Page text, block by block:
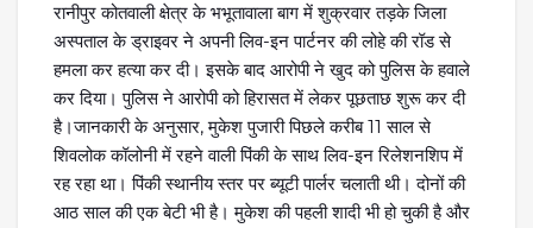
रानीपुर कोतवाली क्षेत्र के भभूतावाला बाग में शुक्रवार तड़के जिला
अस्पताल के ड्राइवर ने अपनी लिव-इन पार्टनर की लोहे की रॉड से
हमला कर हत्या कर दी। इसके बाद आरोपी ने खुद को पुलिस के हवाले
कर दिया। पुलिस ने आरोपी को हिरासत में लेकर पूछताछ शुरू कर दी
है।जानकारी के अनुसार, मुकेश पुजारी पिछले करीब 11 साल से
शिवलोक कॉलोनी में रहने वाली पिंकी के साथ लिव-इन रिलेशनशिप में
रह रहा था। पिंकी स्थानीय स्तर पर ब्यूटी पार्लर चलाती थी। दोनों की
आठ साल की एक बेटी भी है। मुकेश की पहली शादी भी हो चुकी है और